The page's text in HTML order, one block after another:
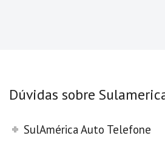
Dúvidas sobre
SulAmérica Auto Telefone